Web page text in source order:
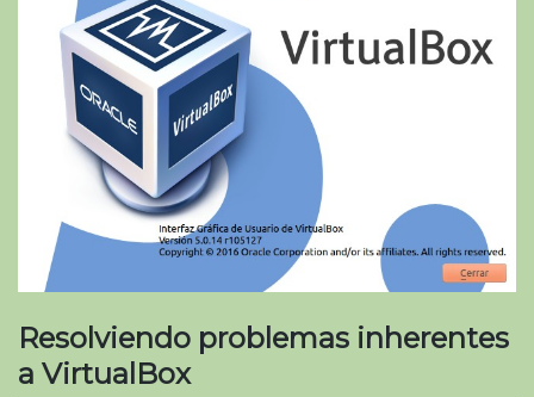
Resolviendo problemas inherentes
a VirtualBox